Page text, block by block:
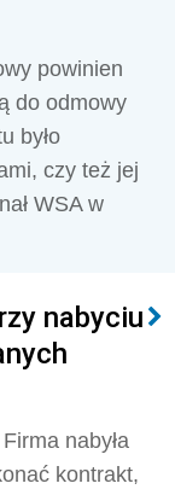
powinien
do odmowy
było
czy też jej
WSA w
nabyciu
nabyła
kontrakt,